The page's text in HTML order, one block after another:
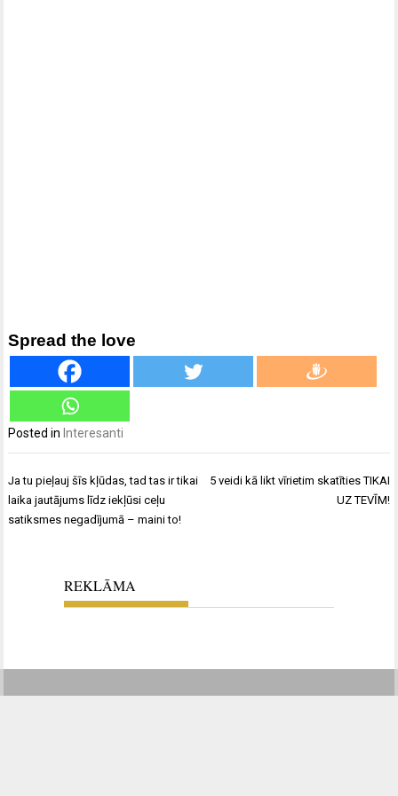
Spread the love
Posted in Interesanti
Ziņu
izvēlne
Ja tu pieļauj šīs kļūdas, tad tas ir tikai
laika jautājums līdz iekļūsi ceļu
satiksmes negadījumā – maini to!
5 veidi kā likt vīrietim skatīties TIKAI
UZ TEVĪM!
REKLĀMA